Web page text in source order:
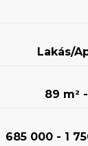
Lakás/
89 m2
685 000 - 1